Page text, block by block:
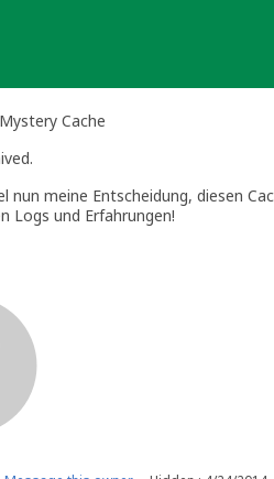
Cache
nun meine Entscheidung, diesen
Logs und Erfahrungen!